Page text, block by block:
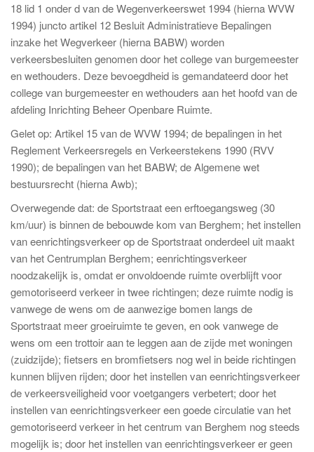
18 lid 1 onder d van de Wegenverkeerswet 1994 (hierna WVW
1994) juncto artikel 12 Besluit Administratieve Bepalingen
inzake het Wegverkeer (hierna BABW) worden
verkeersbesluiten genomen door het college van burgemeester
en wethouders. Deze bevoegdheid is gemandateerd door het
college van burgemeester en wethouders aan het hoofd van de
afdeling Inrichting Beheer Openbare Ruimte.
Gelet op: Artikel 15 van de WVW 1994; de bepalingen in het
Reglement Verkeersregels en Verkeerstekens 1990 (RVV
1990); de bepalingen van het BABW; de Algemene wet
bestuursrecht (hierna Awb);
Overwegende dat: de Sportstraat een erftoegangsweg (30
km/uur) is binnen de bebouwde kom van Berghem; het instellen
van eenrichtingsverkeer op de Sportstraat onderdeel uit maakt
van het Centrumplan Berghem; eenrichtingsverkeer
noodzakelijk is, omdat er onvoldoende ruimte overblijft voor
gemotoriseerd verkeer in twee richtingen; deze ruimte nodig is
vanwege de wens om de aanwezige bomen langs de
Sportstraat meer groeiruimte te geven, en ook vanwege de
wens om een trottoir aan te leggen aan de zijde met woningen
(zuidzijde); fietsers en bromfietsers nog wel in beide richtingen
kunnen blijven rijden; door het instellen van eenrichtingsverkeer
de verkeersveiligheid voor voetgangers verbetert; door het
instellen van eenrichtingsverkeer een goede circulatie van het
gemotoriseerd verkeer in het centrum van Berghem nog steeds
mogelijk is; door het instellen van eenrichtingsverkeer er geen